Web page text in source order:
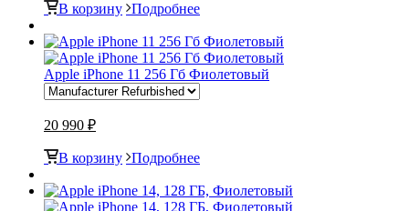
В корзину Подробнее
Apple iPhone 11 256 Гб Фиолетовый
20 990 ₽
В корзину Подробнее